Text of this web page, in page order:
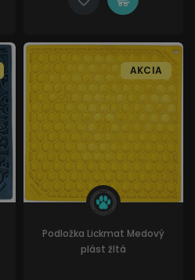
Podložka Lickmat Medový
plást žltá
AKCIA